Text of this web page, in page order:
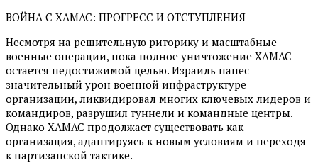
ВОЙНА С ХАМАС: ПРОГРЕСС И ОТСТУПЛЕНИЯ
Несмотря на решительную риторику и масштабные
военные операции, пока полное уничтожение ХАМАС
остается недостижимой целью. Израиль нанес
значительный урон военной инфраструктуре
организации, ликвидировал многих ключевых лидеров и
командиров, разрушил туннели и командные центры.
Однако ХАМАС продолжает существовать как
организация, адаптируясь к новым условиям и переходя
к партизанской тактике.